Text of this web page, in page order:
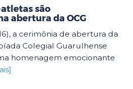
são
abertura da OCG
a cerimônia de abertura da
Colegial Guarulhense
homenagem emocionante